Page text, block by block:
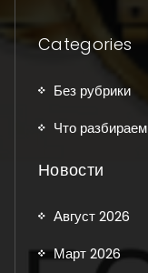
Categories
Без рубрики
Что разбираем
Новости
Август 2026
Март 2026